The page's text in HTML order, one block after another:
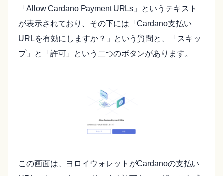
「Allow Cardano Payment URLs」というテキスト
が表示されており、その下には「Cardano支払い
URLを有効にしますか？」という質問と、「スキッ
プ」と「許可」という二つのボタンがあります。
この画面は、ヨロイウォレットがCardanoの支払い